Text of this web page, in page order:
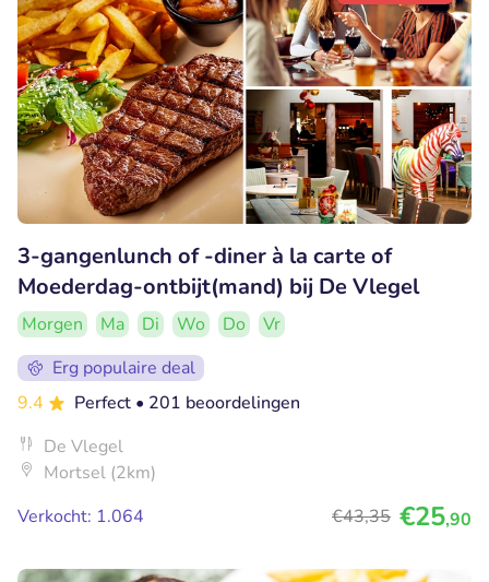
3-gangenlunch of -diner à la carte of
Moederdag-ontbijt(mand) bij De Vlegel
Morgen Ma Di Wo Do
Vr
Erg populaire deal
9.4
Perfect • 201 beoordelingen
De Vlegel
Mortsel (2km)
Verkocht: 1.064
€43,35 €25,90